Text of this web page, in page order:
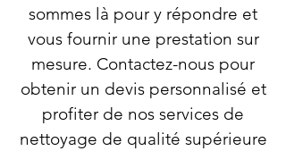
sommes là pour y répondre et
vous fournir une prestation sur
mesure. Contactez-nous pour
obtenir un devis personnalisé et
profiter de nos services de
nettoyage de qualité supérieure